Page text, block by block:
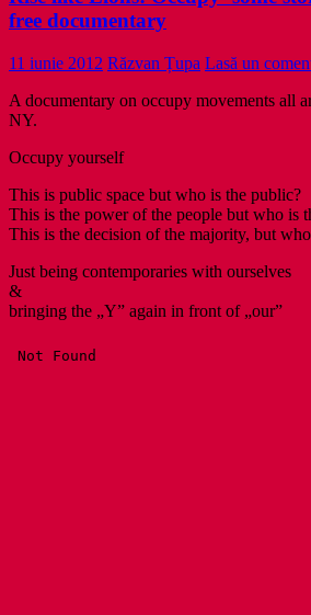
free documentary
11 iunie 2012 Răzvan Țupa Lasă un
A documentary on occupy movements all
NY.
Occupy yourself
This is public space but who is the public?
This is the power of the people but who is
This is the decision of the majority, but
Just being contemporaries with ourselves
&
bringing the „Y” again in front of „our”